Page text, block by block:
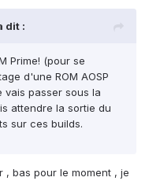
dit :
Prime! (pour se
d'une ROM AOSP
vais passer sous la
attendre la sortie du
sur ces builds.
, bas pour le moment , je